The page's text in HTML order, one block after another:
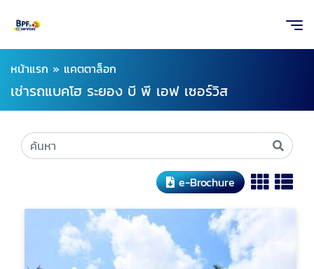
หน้าแรก » แคตตาล็อก
เช่ารถแบคโฮ ระยอง บี พี เอฟ เซอร์วิส
e-Brochure